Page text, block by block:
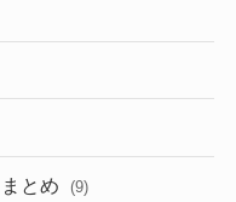
とめ (9)